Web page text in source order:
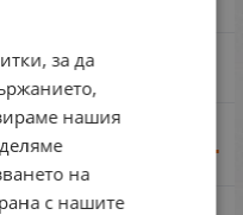
65 - 70
€ лв.
за да
нашия
на
с нашите